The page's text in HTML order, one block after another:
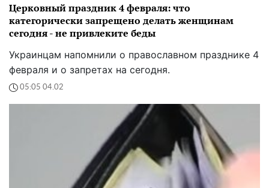
Церковный праздник 4 февраля: что
категорически запрещено делать женщинам
сегодня - не привлеките беды
Украинцам напомнили о православном празднике 4
февраля и о запретах на сегодня.
05:05 04.02